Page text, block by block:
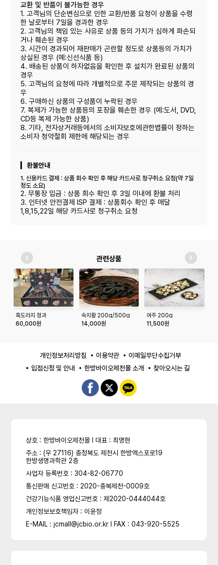
교환 및 반품이 불가능한 경우
1. 고객님의 단순변심으로 인한 교환/반품 요청이 상품을 수령
한 날로부터 7일을 경과한 경우
2. 고객님의 책임 있는 사유로 상품 등의 가치가 심하게 파손되
거나 훼손된 경우
3. 시간이 경과되어 재판매가 곤란할 정도로 상품등의 가치가
상실된 경우 (예:신선식품 등)
4. 배송된 상품이 하자없음을 확인한 후 설치가 완료된 상품의
경우
5. 고객님의 요청에 따라 개별적으로 주문 제작되는 상품의 경
우
6. 구매하신 상품의 구성품이 누락된 경우
7. 복제가 가능한 상품등의 포장을 훼손한 경우 (예:도서, DVD,
CD등 복제 가능한 상품)
8. 기타, 전자상거래등에서의 소비자보호에관한볍률이 정하는
소비자 청약철회 제한에 해당되는 경우
환불안내
1. 신용카드 결제 : 상품 회수 확인 후 해당 카드사로 청구취소 요청(약 7일
정도 소요)
2. 무통장 입금 : 상품 회수 확인 후 3일 이내에 환불 처리
3. 인터넷 안전결제 ISP 결제 : 상품회수 확인 후 매달
1,8,15,22일 해당 카드사로 청구취소 요청
관련상품
흑도라지 정과
60,000원
숙지황 200g/500g
14,000원
여주 200g
11,500원
개인정보처리방침 이용약관
이메일무단수집거부
입점신청 및 안내
한방바이오제천몰 소개 찾아오시는 길
상호 : 한방바이오제천몰 l 대표 : 최명현
주소 : (우 27116) 충청북도 제천시 한방엑스포로19
한방생명과학관 2층
사업자 등록번호 : 304-82-06770
통신판매 신고번호 : 2020-충북제천-0009호
건강기능식품 영업신고번호 : 제2020-0444044호
개인정보보호책임자 : 이윤정
E-MAIL : jcmall@jcbio.or.kr l FAX : 043-920-5525